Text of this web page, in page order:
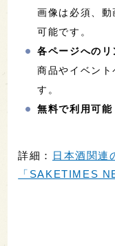
画像は必須、
可能です。
各ページへのリ
商品やイベン
す。
無料で利用可能
詳細：
日本酒関連
「SAKETIMES